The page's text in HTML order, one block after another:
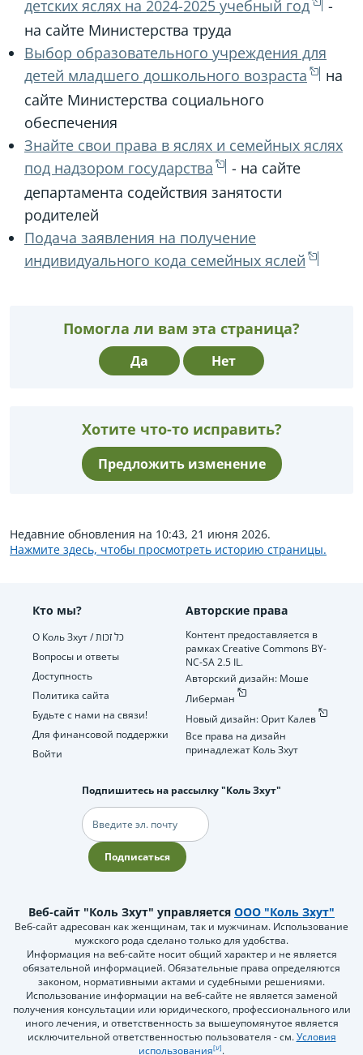
детских яслях на 2024-2025 учебный год
-
на сайте Министерства труда
Выбор образовательного учреждения для
детей младшего дошкольного возраста
на
сайте Министерства социального
обеспечения
Знайте свои права в яслях и семейных яслях
под надзором государства
- на сайте
департамента содействия занятости
родителей
Подача заявления на получение
индивидуального кода семейных яслей
Помогла ли вам эта страница?
Да Нет
Хотите что-то исправить?
Предложить изменение
Недавние обновления на 10:43, 21 июня 2026.
Нажмите здесь, чтобы просмотреть историю страницы.
Кто мы?
О Коль Зхут / כל זכות
Вопросы и ответы
Доступность
Политика сайта
Будьте с нами на связи!
Для финансовой поддержки
Войти
Авторские права
Контент предоставляется в
рамках Creative Commons BY-
NC-SA 2.5 IL.
Авторский дизайн: Моше
Либерман
Новый дизайн: Орит Калев
Все права на дизайн
принадлежат Коль Зхут
Подпишитесь на рассылку "Коль Зхут"
Электронная
почта
Подписаться
Веб-сайт "Коль Зхут" управляется ООО "Коль Зхут"
Веб-сайт адресован как женщинам, так и мужчинам. Использование
мужского рода сделано только для удобства.
Информация на веб-сайте носит общий характер и не является
обязательной информацией. Обязательные права определяются
законом, нормативными актами и судебными решениями.
Использование информации на веб-сайте не является заменой
получения консультации или юридического, профессионального или
иного лечения, и ответственность за вышеупомянутое является
исключительной ответственностью пользователя - см.Условия
использования
.